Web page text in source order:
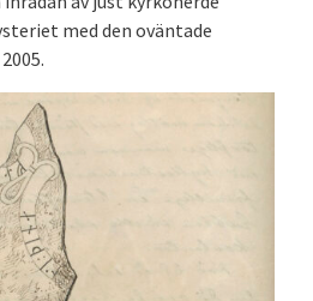
med den oväntade